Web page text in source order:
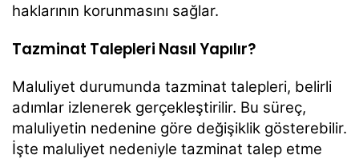
haklarının korunmasını sağlar.
Tazminat Talepleri Nasıl Yapılır?
Maluliyet durumunda tazminat talepleri, belirli
adımlar izlenerek gerçekleştirilir. Bu süreç,
maluliyetin nedenine göre değişiklik gösterebilir.
İşte maluliyet nedeniyle tazminat talep etme